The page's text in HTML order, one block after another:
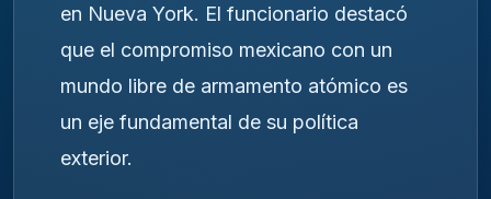
en Nueva York. El funcionario destacó
que el compromiso mexicano con un
mundo libre de armamento atómico es
un eje fundamental de su política
exterior.